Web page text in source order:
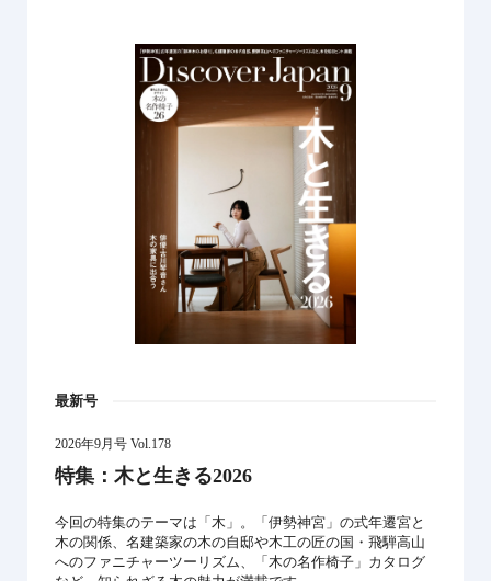
最新号
2026年9月号 Vol.178
特集：木と生きる2026
今回の特集のテーマは「木」。「伊勢神宮」の式年遷宮と
木の関係、名建築家の木の自邸や木工の匠の国・飛騨高山
へのファニチャーツーリズム、「木の名作椅子」カタログ